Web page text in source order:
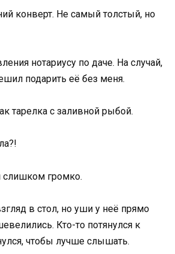
конверт. Не самый толстый, но
нотариусу по даче. На случай,
подарить её без меня.
тарелка с заливной рыбой.
слишком громко.
в стол, но уши у неё прямо
Кто-то потянулся к
чтобы лучше слышать.